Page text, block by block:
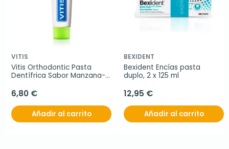
VITIS
Vitis Orthodontic Pasta
Dentífrica Sabor Manzana-
6,80 €
Añadir al carrito
BEXIDENT
Bexident Encías pasta
duplo, 2 x 125 ml
12,95 €
Añadir al carrito